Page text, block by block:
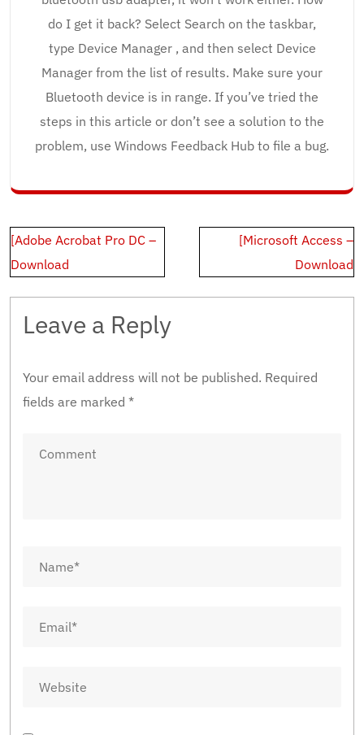
do I get it back? Select Search on the taskbar,
type Device Manager , and then select Device
Manager from the list of results. Make sure your
Bluetooth device is in range. If you’ve tried the
steps in this article or don’t see a solution to the
problem, use Windows Feedback Hub to file a bug.
Post
navigation
[Adobe Acrobat Pro DC –
Download
[Microsoft Access –
Download
Leave a Reply
Your email address will not be published. Required
fields are marked *